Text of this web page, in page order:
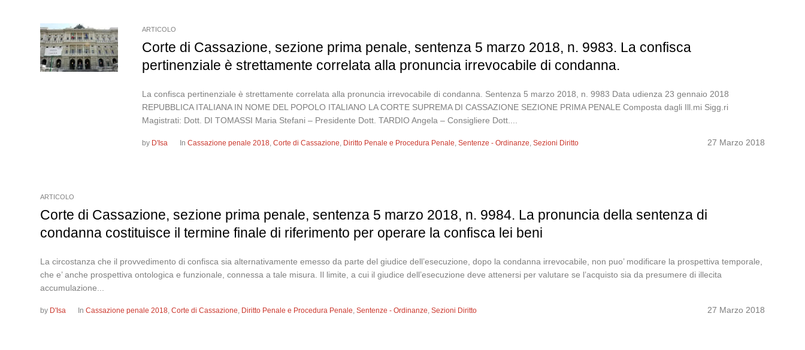
ARTICOLO
Corte di Cassazione, sezione prima penale, sentenza 5 marzo 2018, n. 9983. La confisca
pertinenziale è strettamente correlata alla pronuncia irrevocabile di condanna.
La confisca pertinenziale è strettamente correlata alla pronuncia irrevocabile di condanna. Sentenza 5 marzo 2018, n. 9983 Data udienza 23 gennaio 2018
REPUBBLICA ITALIANA IN NOME DEL POPOLO ITALIANO LA CORTE SUPREMA DI CASSAZIONE SEZIONE PRIMA PENALE Composta dagli Ill.mi Sigg.ri
Magistrati: Dott. DI TOMASSI Maria Stefani – Presidente Dott. TARDIO Angela – Consigliere Dott....
27 Marzo 2018
by D'Isa InCassazione penale 2018,Corte di Cassazione, Diritto Penale e Procedura Penale,Sentenze - Ordinanze,Sezioni Diritto
ARTICOLO
Corte di Cassazione, sezione prima penale, sentenza 5 marzo 2018, n. 9984. La pronuncia della sentenza di
condanna costituisce il termine finale di riferimento per operare la confisca lei beni
La circostanza che il provvedimento di confisca sia alternativamente emesso da parte del giudice dell’esecuzione, dopo la condanna irrevocabile, non puo’ modificare la prospettiva temporale,
che e’ anche prospettiva ontologica e funzionale, connessa a tale misura. Il limite, a cui il giudice dell’esecuzione deve attenersi per valutare se l’acquisto sia da presumere di illecita
accumulazione...
27 Marzo 2018
by D'Isa InCassazione penale 2018,Corte di Cassazione, Diritto Penale e Procedura Penale,Sentenze - Ordinanze,Sezioni Diritto